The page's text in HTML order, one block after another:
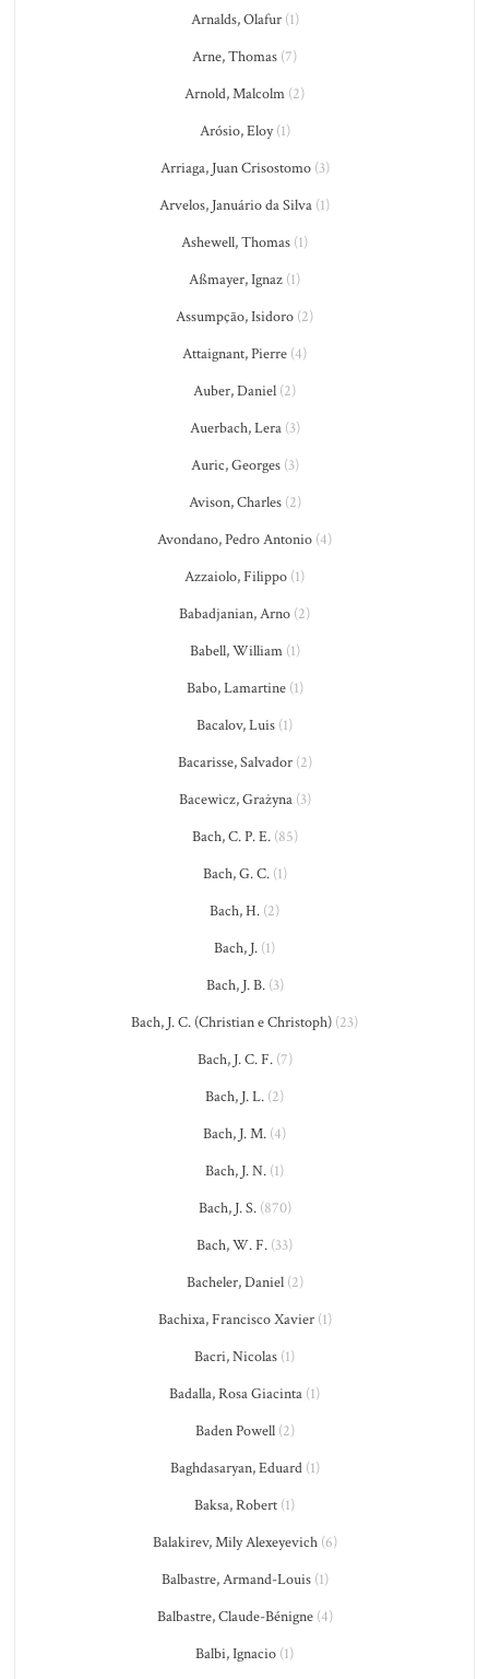
Arnalds, Olafur(1)
Arne, Thomas (7)
Arnold, Malcolm (2)
Arósio, Eloy(1)
Arriaga, Juan Crisostomo(3)
Arvelos, Januário da Silva (1)
Ashewell, Thomas (1)
Aßmayer, Ignaz (1)
Assumpção, Isidoro (2)
Attaignant, Pierre (4)
Auber, Daniel (2)
Auerbach, Lera(3)
Auric, Georges(3)
Avison, Charles(2)
Avondano, Pedro Antonio (4)
Azzaiolo, Filippo (1)
Babadjanian, Arno (2)
Babell, William(1)
Babo, Lamartine(1)
Bacalov, Luis (1)
Bacarisse, Salvador(2)
Bacewicz, Grażyna(3)
Bach, C. P. E.(85)
Bach, G. C.(1)
Bach, H. (2)
Bach, J. (1)
Bach, J. B.(3)
Bach, J. C. (Christian e Christoph) (23)
Bach, J. C. F.(7)
Bach, J. L. (2)
Bach, J. M. (4)
Bach, J. N. (1)
Bach, J. S.(870)
Bach, W. F. (33)
Bacheler, Daniel(2)
Bachixa, Francisco Xavier(1)
Bacri, Nicolas (1)
Badalla, Rosa Giacinta (1)
Baden Powell(2)
Baghdasaryan, Eduard(1)
Baksa, Robert (1)
Balakirev, Mily Alexeyevich(6)
Balbastre, Armand-Louis(1)
Balbastre, Claude-Bénigne(4)
Balbi, Ignacio (1)